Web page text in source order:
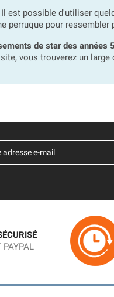
est possible d'utiliser
perruque pour ressembler
de star des années
vous trouverez un large
PAYPAL